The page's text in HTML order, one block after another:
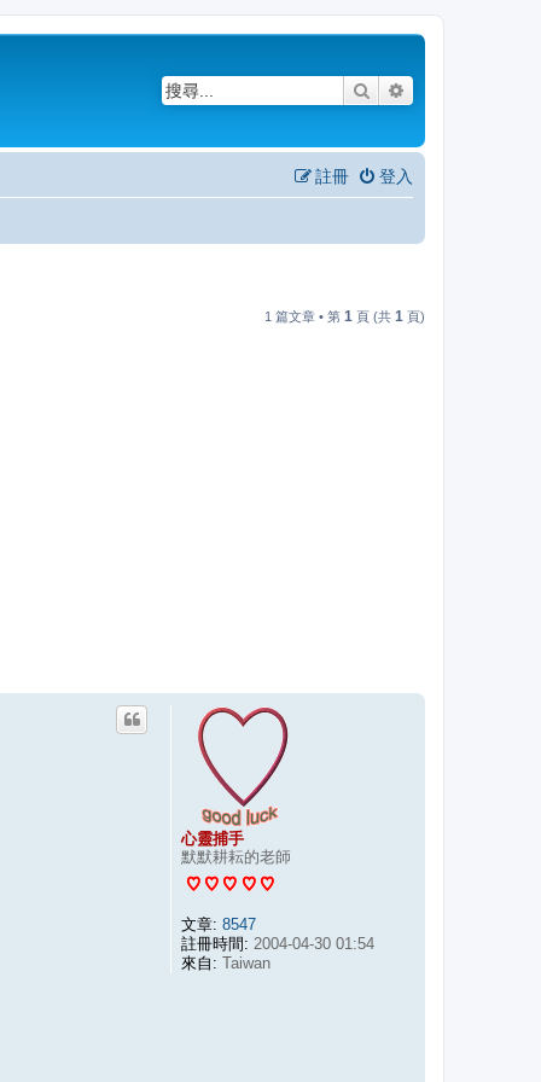
搜尋
登入
註冊
1 篇文章 • 第 1 頁 (共 1 頁)
心靈捕手
默默耕耘的老師
文章: 8547
註冊時間: 2004-04-30 01:54
來自: Taiwan